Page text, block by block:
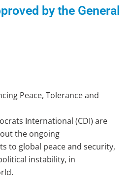
by the General
Peace, Tolerance and
International (CDI) are
the ongoing
to global peace and security,
instability, in